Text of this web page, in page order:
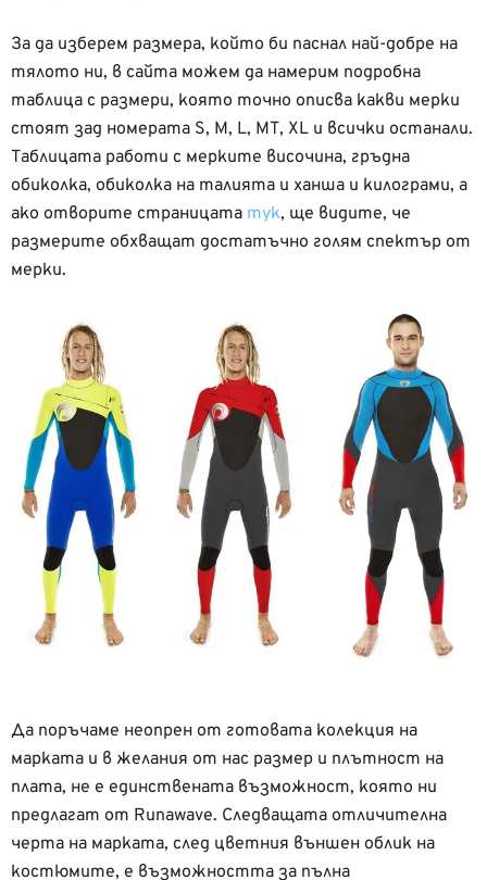
За да изберем размера, който би паснал най-добре на
тялото ни, в сайта можем да намерим подробна
таблица с размери, която точно описва какви мерки
стоят зад номерата S, M, L, MT, XL и всички останали.
Таблицата работи с мерките височина, гръдна
обиколка, обиколка на талията и ханша и килограми, а
ако отворите страницата тук, ще видите, че
размерите обхващат достатъчно голям спектър от
мерки.
Да поръчаме неопрен от готовата колекция на
марката и в желания от нас размер и плътност на
плата, не е единствената възможност, която ни
предлагат от Runawave. Следващата отличителна
черта на марката, след цветния външен облик на
костюмите, е възможността за пълна